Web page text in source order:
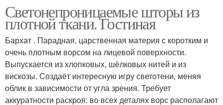
Светонепроницаемые шторы из
плотной ткани. Гостиная
Бархат . Парадная, царственная материя с коротким и
очень плотным ворсом на лицевой поверхности.
Выпускается из хлопковых, шёлковых нитей и из
вискозы. Создаёт интересную игру светотени, меняя
облик в зависимости от угла зрения. Требует
аккуратности раскроя: во всех деталях ворс располагают